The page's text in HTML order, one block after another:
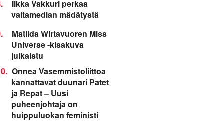
Ilkka Vakkuri perkaa
valtamedian mädätystä
Matilda Wirtavuoren Miss
Universe -kisakuva
julkaistu
Onnea Vasemmistoliittoa
kannattavat duunari Patet
ja Repat – Uusi
puheenjohtaja on
huippuluokan feministi